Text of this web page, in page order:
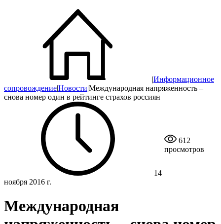
|Информационное
сопровождение|Новости|Международная напряженность –
снова номер один в рейтинге страхов россиян
14
ноября 2016 г.
612
просмотров
Международная